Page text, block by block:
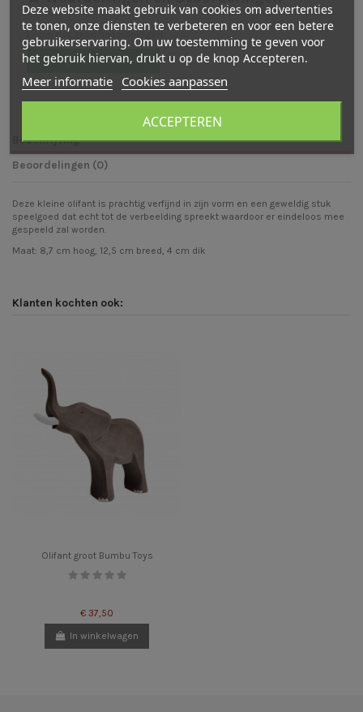
Er zijn nog geen beoordelingen
Schrijf een beoordeling
Beschrijving
Beoordelingen (0)
Deze kleine olifant is prachtig verfijnd in zijn vorm en een geweldig stuk
speelgoed dat echt tot de verbeelding spreekt waardoor er eindeloos mee
gespeeld zal worden.
Maat: 8,7 cm hoog, 12,5 cm breed, 4 cm dik
Klanten kochten ook:
Olifant groot Bumbu Toys
€ 37,50
In winkelwagen
Deze website maakt gebruik van cookies om advertenties
te tonen, onze diensten te verbeteren en voor een betere
gebruikerservaring. Om uw toestemming te geven voor
het gebruik hiervan, drukt u op de knop Accepteren.
Meer informatie Cookies aanpassen
ACCEPTEREN